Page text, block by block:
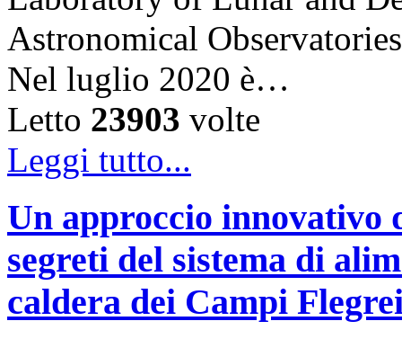
Astronomical
Nel luglio 2020 è…
Letto 23903 volte
Leggi tutto...
Un approccio innovativo
segreti del sistema di
caldera dei Campi